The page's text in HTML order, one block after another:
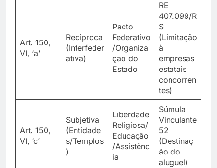
Art. 150,
VI, ‘a’
Recíproca
(Interfeder
ativa)
Pacto
Federativo
/Organiza
ção do
Estado
RE
407.099/R
S
(Limitação
à
empresas
estatais
concorren
tes)
Art. 150,
VI, ‘c’
Subjetiva
(Entidade
s/Templos
)
Liberdade
Religiosa/
Educação
/Assistênc
ia
Súmula
Vinculante
52
(Destinaç
ão do
aluguel)